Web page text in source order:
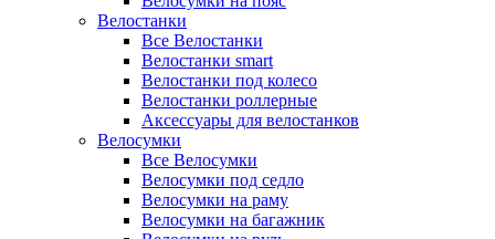
Велостанки
Все Велостанки
Велостанки smart
Велостанки под колесо
Велостанки роллерные
Аксессуары для велостанков
Велосумки
Все Велосумки
Велосумки под седло
Велосумки на раму
Велосумки на багажник